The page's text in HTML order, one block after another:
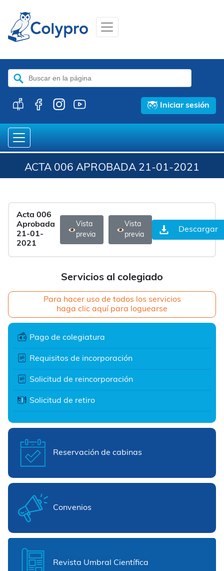
Buscar:
Iniciar sesión
ACTA 006 APROBADA 21-01-2021
Servicios al colegiado
Para hacer uso de todos los servicios
haga clic aquí para loguearse
Pago de colegiatura
Requisitos de incorporación
Solicitud de reincorporación
Solicitud de retiro
Reservación de cabinas
Convenios
Revista Umbral Científica
Acta 006
Aprobada
21-01-
2021
Vista
previa
Vista
previa
Descargar